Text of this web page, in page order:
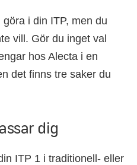
i din ITP, men du
vill. Gör du inget val
hos Alecta i en
det finns tre saker du
dig
ITP 1 i traditionell- eller